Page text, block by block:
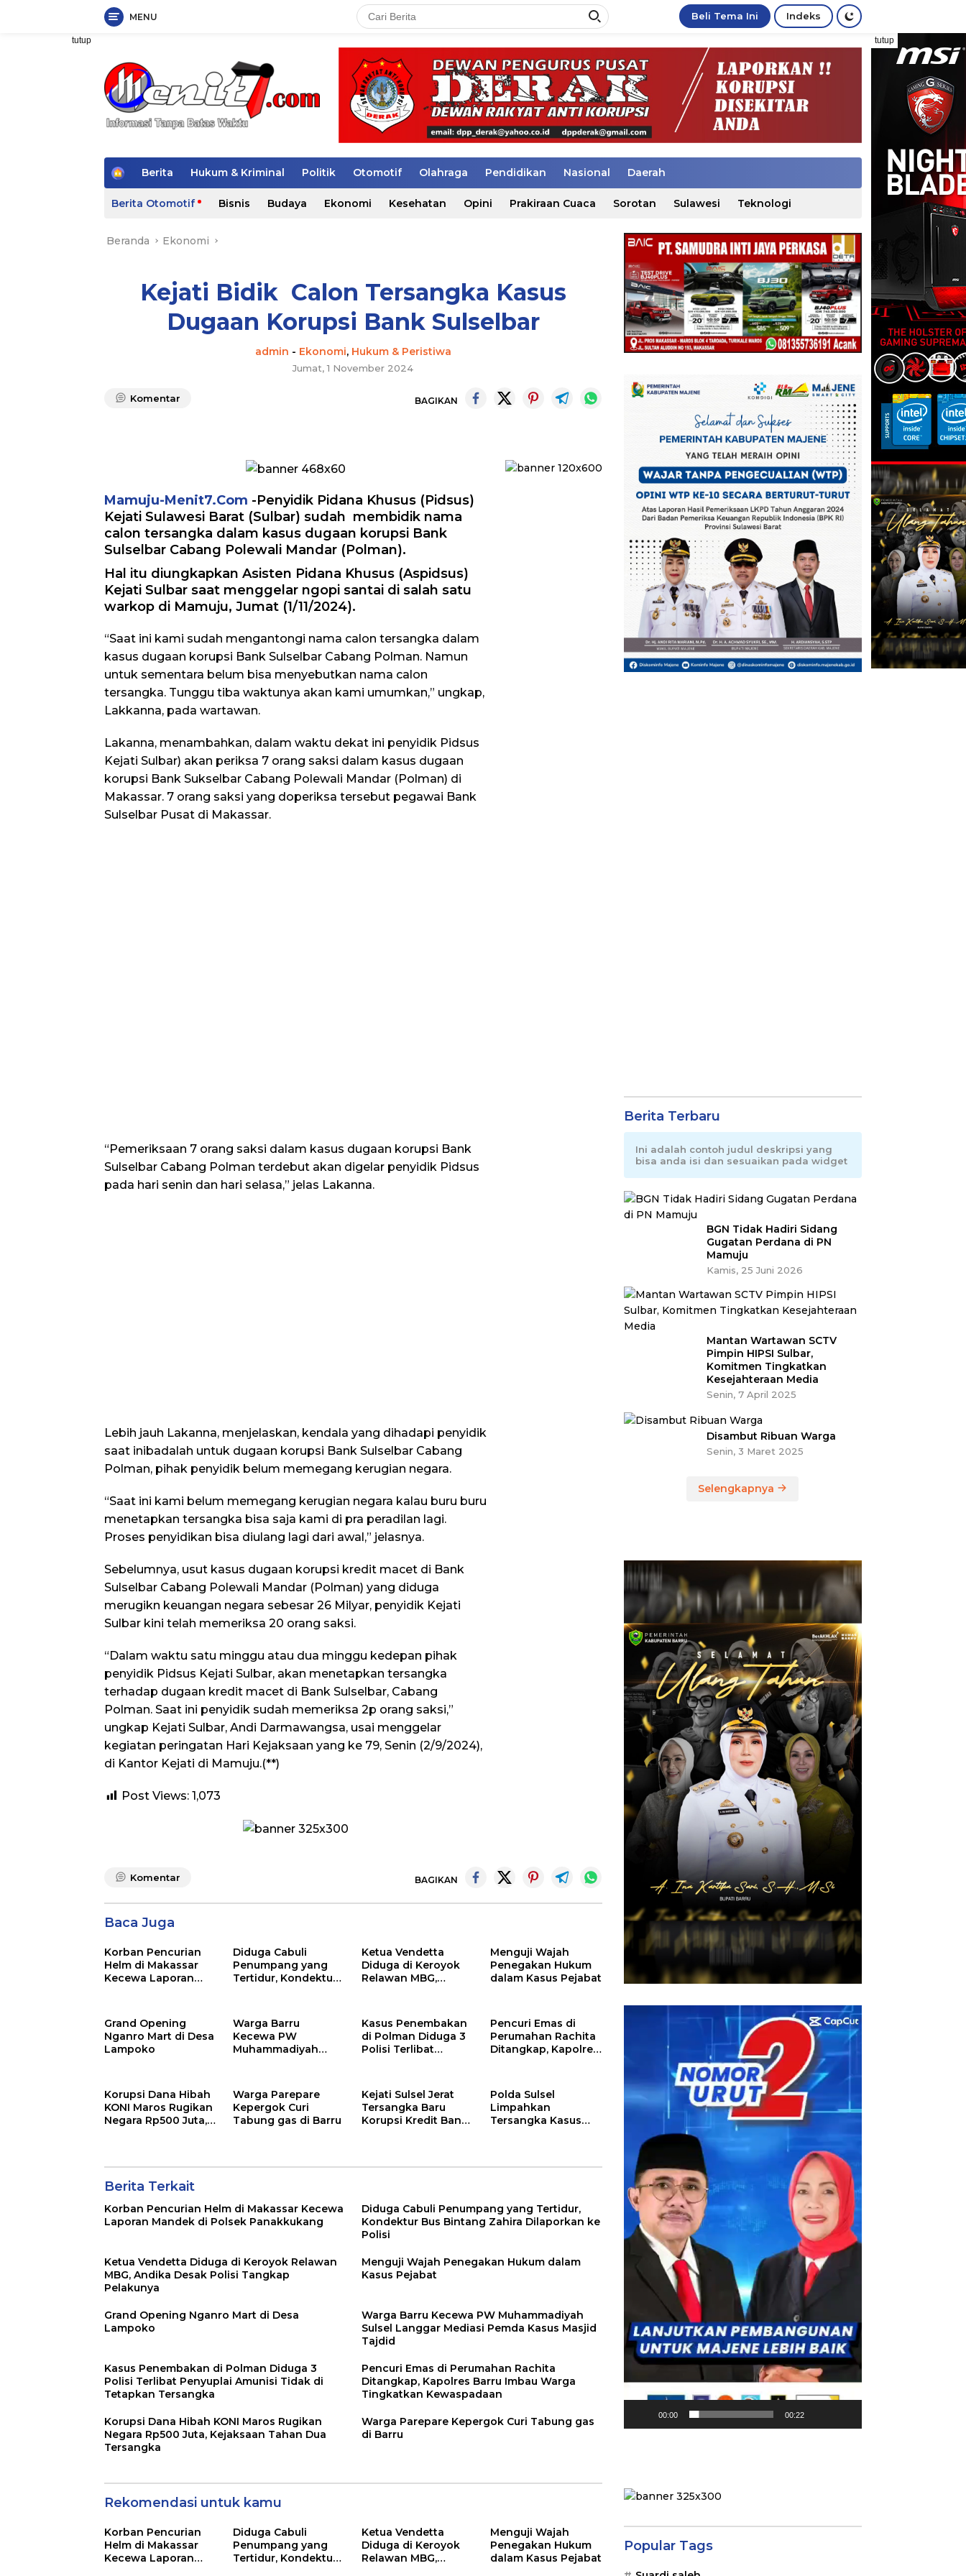
MENU Beli Tema Ini Indeks
tutup tutup
H
m
e
Berita Hukum & Kriminal Politik Otomotif Olahraga Pendidikan Nasional Daerah
Berita Otomotif Bisnis Budaya Ekonomi Kesehatan Opini Prakiraan Cuaca Sorotan Sulawesi Teknologi
Beranda Ekonomi
Kejati Bidik Calon Tersangka Kasus
Dugaan Korupsi Bank Sulselbar
admin - Ekonomi, Hukum & Peristiwa
Jumat, 1 November 2024
Komentar BAGIKAN
Mamuju-Menit7.Com -Penyidik Pidana Khusus (Pidsus)
Kejati Sulawesi Barat (Sulbar) sudah membidik nama
calon tersangka dalam kasus dugaan korupsi Bank
Sulselbar Cabang Polewali Mandar (Polman).
Hal itu diungkapkan Asisten Pidana Khusus (Aspidsus)
Kejati Sulbar saat menggelar ngopi santai di salah satu
warkop di Mamuju, Jumat (1/11/2024).
“Saat ini kami sudah mengantongi nama calon tersangka dalam
kasus dugaan korupsi Bank Sulselbar Cabang Polman. Namun
untuk sementara belum bisa menyebutkan nama calon
tersangka. Tunggu tiba waktunya akan kami umumkan,” ungkap,
Lakkanna, pada wartawan.
Lakanna, menambahkan, dalam waktu dekat ini penyidik Pidsus
Kejati Sulbar) akan periksa 7 orang saksi dalam kasus dugaan
korupsi Bank Sukselbar Cabang Polewali Mandar (Polman) di
Makassar. 7 orang saksi yang doperiksa tersebut pegawai Bank
Sulselbar Pusat di Makassar.
“Pemeriksaan 7 orang saksi dalam kasus dugaan korupsi Bank
Sulselbar Cabang Polman terdebut akan digelar penyidik Pidsus
pada hari senin dan hari selasa,” jelas Lakanna.
Lebih jauh Lakanna, menjelaskan, kendala yang dihadapi penyidik
saat inibadalah untuk dugaan korupsi Bank Sulselbar Cabang
Polman, pihak penyidik belum memegang kerugian negara.
“Saat ini kami belum memegang kerugian negara kalau buru buru
menetapkan tersangka bisa saja kami di pra peradilan lagi.
Proses penyidikan bisa diulang lagi dari awal,” jelasnya.
Sebelumnya, usut kasus dugaan korupsi kredit macet di Bank
Sulselbar Cabang Polewali Mandar (Polman) yang diduga
merugikn keuangan negara sebesar 26 Milyar, penyidik Kejati
Sulbar kini telah memeriksa 20 orang saksi.
“Dalam waktu satu minggu atau dua minggu kedepan pihak
penyidik Pidsus Kejati Sulbar, akan menetapkan tersangka
terhadap dugaan kredit macet di Bank Sulselbar, Cabang
Polman. Saat ini penyidik sudah memeriksa 2p orang saksi,”
ungkap Kejati Sulbar, Andi Darmawangsa, usai menggelar
kegiatan peringatan Hari Kejaksaan yang ke 79, Senin (2/9/2024),
di Kantor Kejati di Mamuju.(**)
Post Views: 1,073
Komentar BAGIKAN
Baca Juga
Korban Pencurian
Helm di Makassar
Kecewa Laporan
Diduga Cabuli
Penumpang yang
Tertidur, Kondektur
Ketua Vendetta
Diduga di Keroyok
Relawan MBG,
Menguji Wajah
Penegakan Hukum
dalam Kasus Pejabat
Grand Opening
Nganro Mart di Desa
Lampoko
Warga Barru
Kecewa PW
Muhammadiyah
Kasus Masjid Tajdid
Kasus Penembakan
di Polman Diduga 3
Polisi Terlibat
Tersangka
Pencuri Emas di
Perumahan Rachita
Ditangkap, Kapolres
Kewaspadaan
Korupsi Dana Hibah
KONI Maros Rugikan
Negara Rp500 Juta,
Warga Parepare
Kepergok Curi
Tabung gas di Barru
Kejati Sulsel Jerat
Tersangka Baru
Korupsi Kredit Bank
Polda Sulsel
Limpahkan
Tersangka Kasus
Berita Terkait
Korban Pencurian Helm di Makassar Kecewa
Laporan Mandek di Polsek Panakkukang
Diduga Cabuli Penumpang yang Tertidur,
Kondektur Bus Bintang Zahira Dilaporkan ke
Polisi
Ketua Vendetta Diduga di Keroyok Relawan
MBG, Andika Desak Polisi Tangkap
Pelakunya
Menguji Wajah Penegakan Hukum dalam
Kasus Pejabat
Grand Opening Nganro Mart di Desa
Lampoko
Warga Barru Kecewa PW Muhammadiyah
Sulsel Langgar Mediasi Pemda Kasus Masjid
Tajdid
Kasus Penembakan di Polman Diduga 3
Polisi Terlibat Penyuplai Amunisi Tidak di
Tetapkan Tersangka
Pencuri Emas di Perumahan Rachita
Ditangkap, Kapolres Barru Imbau Warga
Tingkatkan Kewaspadaan
Korupsi Dana Hibah KONI Maros Rugikan
Negara Rp500 Juta, Kejaksaan Tahan Dua
Tersangka
Warga Parepare Kepergok Curi Tabung gas
di Barru
Rekomendasi untuk kamu
Korban Pencurian
Helm di Makassar
Kecewa Laporan
Diduga Cabuli
Penumpang yang
Tertidur, Kondektur
Ketua Vendetta
Diduga di Keroyok
Relawan MBG,
Menguji Wajah
Penegakan Hukum
dalam Kasus Pejabat
Berita Terbaru
Ini adalah contoh judul deskripsi yang
bisa anda isi dan sesuaikan pada widget
BGN Tidak Hadiri Sidang
Gugatan Perdana di PN
Mamuju
Kamis, 25 Juni 2026
Mantan Wartawan SCTV
Pimpin HIPSI Sulbar,
Komitmen Tingkatkan
Kesejahteraan Media
Senin, 7 April 2025
Disambut Ribuan Warga
Senin, 3 Maret 2025
Selengkapnya
Pemutar
00:00 00:22
Popular Tags